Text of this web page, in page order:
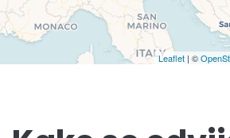
Leaflet | ©